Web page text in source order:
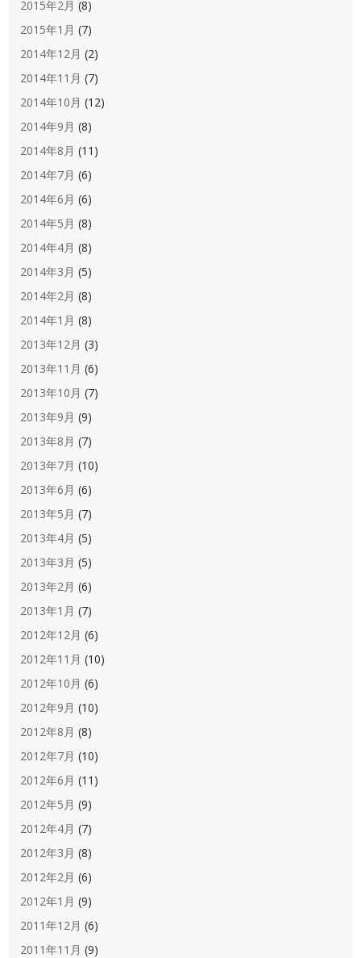
2015年2月 (8)
2015年1月 (7)
2014年12月 (2)
2014年11月 (7)
2014年10月 (12)
2014年9月 (8)
2014年8月 (11)
2014年7月 (6)
2014年6月 (6)
2014年5月 (8)
2014年4月 (8)
2014年3月 (5)
2014年2月 (8)
2014年1月 (8)
2013年12月 (3)
2013年11月 (6)
2013年10月 (7)
2013年9月 (9)
2013年8月 (7)
2013年7月 (10)
2013年6月 (6)
2013年5月 (7)
2013年4月 (5)
2013年3月 (5)
2013年2月 (6)
2013年1月 (7)
2012年12月 (6)
2012年11月 (10)
2012年10月 (6)
2012年9月 (10)
2012年8月 (8)
2012年7月 (10)
2012年6月 (11)
2012年5月 (9)
2012年4月 (7)
2012年3月 (8)
2012年2月 (6)
2012年1月 (9)
2011年12月 (6)
2011年11月 (9)